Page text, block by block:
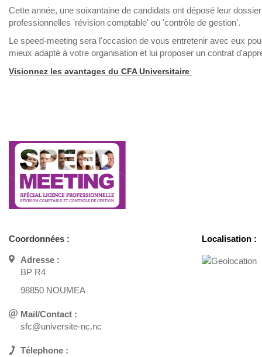
Cette année, une soixantaine de candidats ont déposé leur
professionnelles 'révision comptable' ou 'contrôle de gestion'.
Le speed-meeting sera l'occasion de vous entretenir avec eux
mieux adapté à votre organisation et lui proposer un contrat
Visionnez les avantages du CFA Universitaire
Coordonnées :
Adresse :
BP R4
98850 NOUMEA
Mail/Contact :
sfc@universite-nc.nc
Télephone :
Localisation :